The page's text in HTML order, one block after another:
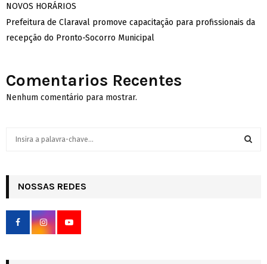
NOVOS HORÁRIOS
Prefeitura de Claraval promove capacitação para profissionais da
recepção do Pronto-Socorro Municipal
Comentarios Recentes
Nenhum comentário para mostrar.
h
f
r
NOSSAS REDES